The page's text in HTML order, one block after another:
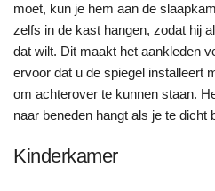
moet, kun je hem aan de
zelfs in de kast hangen, zodat hij
dat wilt. Dit maakt het aankleden
ervoor dat u de spiegel installeert
om achterover te kunnen staan.
naar beneden hangt als je te dicht
Kinderkamer